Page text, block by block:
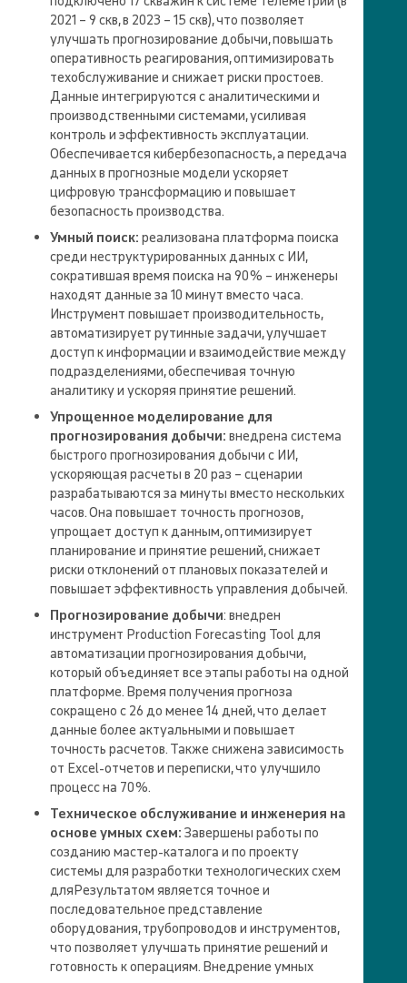
2021 – 9 скв, в 2023 – 15 скв), что позволяет
улучшать прогнозирование добычи, повышать
оперативность реагирования, оптимизировать
техобслуживание и снижает риски простоев.
Данные интегрируются с аналитическими и
производственными системами, усиливая
контроль и эффективность эксплуатации.
Обеспечивается кибербезопасность, а передача
данных в прогнозные модели ускоряет
цифровую трансформацию и повышает
безопасность производства.
Умный поиск:реализована платформа поиска
среди неструктурированных данных с ИИ,
сократившая время поиска на 90 % – инженеры
находят данные за 10 минут вместо часа.
Инструмент повышает производительность,
автоматизирует рутинные задачи, улучшает
доступ к информации и взаимодействие между
подразделениями, обеспечивая точную
аналитику и ускоряя принятие решений.
Упрощенное моделирование для
прогнозирования добычи:внедрена система
быстрого прогнозирования добычи с ИИ,
ускоряющая расчеты в 20 раз – сценарии
разрабатываются за минуты вместо нескольких
часов. Она повышает точность прогнозов,
упрощает доступ к данным, оптимизирует
планирование и принятие решений, снижает
риски отклонений от плановых показателей и
повышает эффективность управления добычей.
Прогнозирование добычи: внедрен
инструмент Production Forecasting Tool для
автоматизации прогнозирования добычи,
который объединяет все этапы работы на одной
платформе. Время получения прогноза
сокращено с 26 до менее 14 дней, что делает
данные более актуальными и повышает
точность расчетов. Также снижена зависимость
от Excel-отчетов и переписки, что улучшило
процесс на 70 %.
Техническое обслуживание и инженерия на
основе умных схем:Завершены работы по
созданию мастер-каталога и по проекту
системы для разработки технологических схем
дляРезультатом является точное и
последовательное представление
оборудования, трубопроводов и инструментов,
что позволяет улучшать принятие решений и
готовность к операциям. Внедрение умных